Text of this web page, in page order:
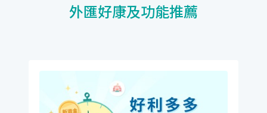
外匯好康及功能推薦